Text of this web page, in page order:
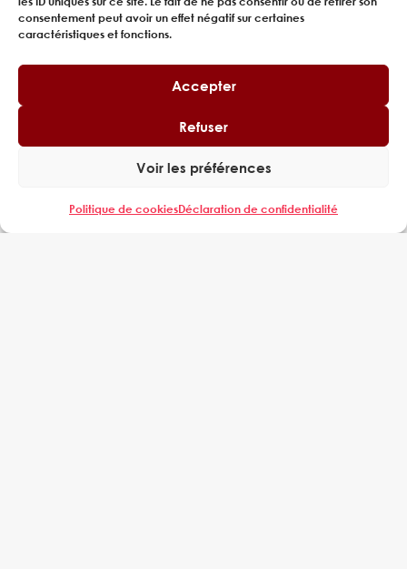
consentement peut avoir un effet négatif sur certaines
caractéristiques et fonctions.
Accepter
Refuser
Voir les préférences
Politique de cookiesDéclaration de confidentialité
REVENIR AUX PORTRAITS